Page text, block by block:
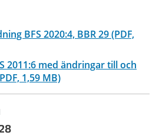
BFS 2020:4, BBR 29 (PDF,
2011:6 med ändringar till och
1,59 MB)